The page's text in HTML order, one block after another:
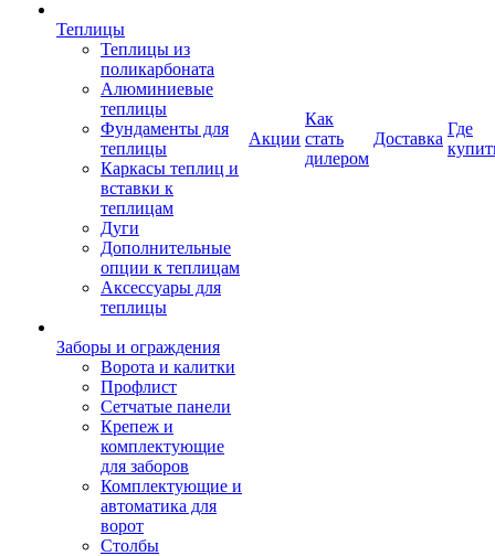
Теплицы
Теплицы из
поликарбоната
Алюминиевые
теплицы
Фундаменты для
теплицы
Каркасы теплиц и
вставки к
теплицам
Дуги
Дополнительные
опции к теплицам
Аксессуары для
теплицы
Заборы и ограждения
Ворота и калитки
Профлист
Сетчатые панели
Крепеж и
комплектующие
для заборов
Комплектующие и
автоматика для
ворот
Столбы
Акции
Как
стать
дилером
Доставка
Где